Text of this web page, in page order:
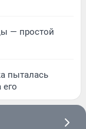
— простой
пыталась
его